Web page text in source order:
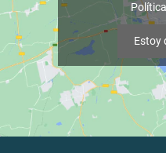
Estoy